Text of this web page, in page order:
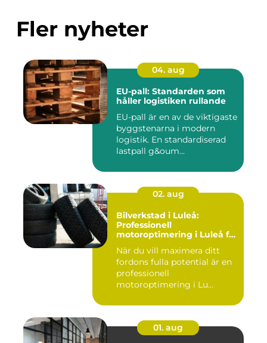
Fler nyheter
04. aug
EU-pall: Standarden som
håller logistiken rullande
EU-pall är en av de viktigaste
byggstenarna i modern
logistik. En standardiserad
lastpall g&oum...
02. aug
Bilverkstad i Luleå:
Professionell
motoroptimering i Luleå för
När du vill maximera ditt
fordons fulla potential är en
professionell
motoroptimering i Lu...
01. aug